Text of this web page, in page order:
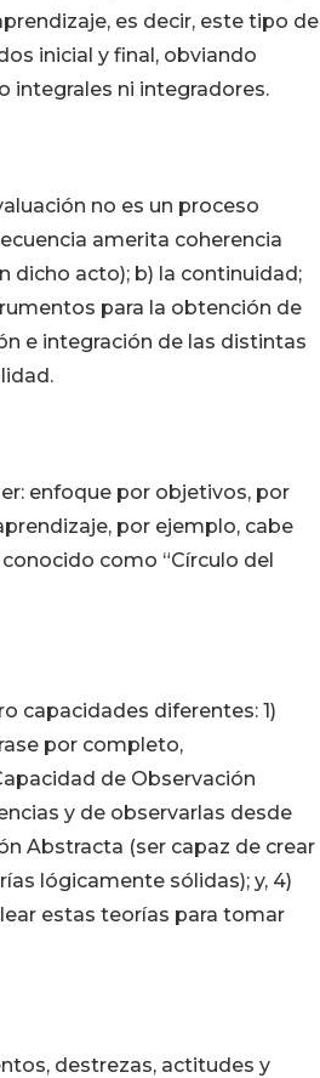
es decir, este tipo de
inicial y final, obviando
integrales ni integradores.
no es un proceso
amerita coherencia
dicho acto); b) la continuidad;
para la obtención de
e integración de las distintas
enfoque por objetivos, por
por ejemplo, cabe
como “Círculo del
capacidades diferentes: 1)
por completo,
de Observación
y de observarlas desde
Abstracta (ser capaz de crear
lógicamente sólidas); y, 4)
estas teorías para tomar
destrezas, actitudes y